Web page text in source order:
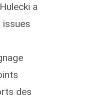
a
des